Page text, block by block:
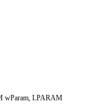
wParam LPARAM